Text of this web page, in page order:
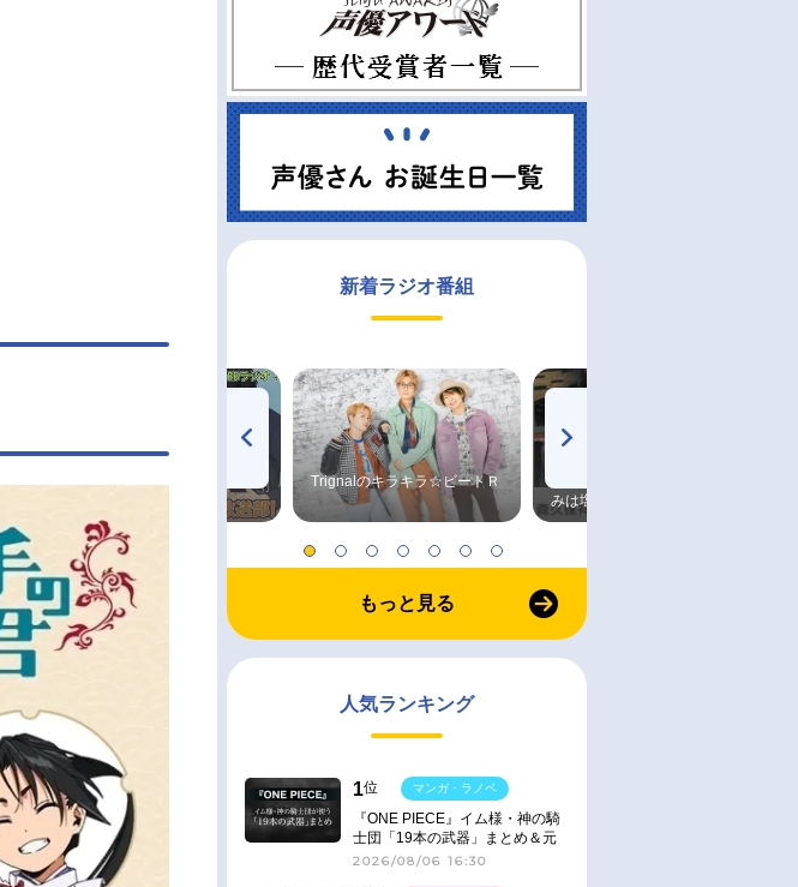
新着ラジオ番組
ハイキュー!! 烏野高校放送部! Trignalのキラキラ☆ビートＲ
みは塩だけ
もっと見る
人気ランキング
1位
『ONE PIECE』イム様・神の騎
士団「19本の武器」まとめ＆元
ネタ
2026/08/06 16:30
マンガ・ラノベ